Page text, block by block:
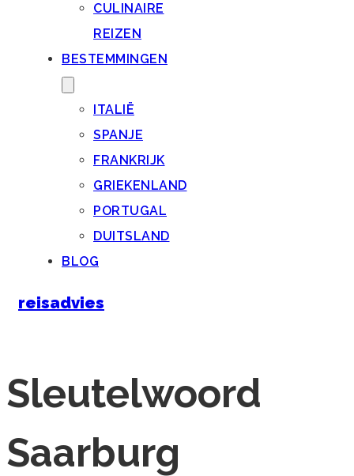
CULINAIRE
REIZEN
BESTEMMINGEN
ITALIË
SPANJE
FRANKRIJK
GRIEKENLAND
PORTUGAL
DUITSLAND
BLOG
reisadvies
Sleutelwoord
Saarburg